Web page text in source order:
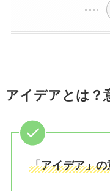
アイデアとは？
「アイデア」